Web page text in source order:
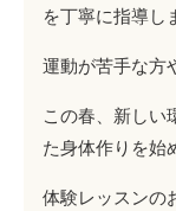
を丁寧に指導し
運動が苦手な方
この春、新しい
た身体作りを始
体験レッスンの